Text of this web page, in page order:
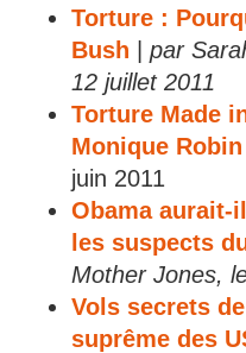
Torture :
Bush
par
12 juillet 2011
Torture Made
Monique
juin 2011
Obama aurait-
les suspects
Mother Jones,
Vols secrets
suprême des